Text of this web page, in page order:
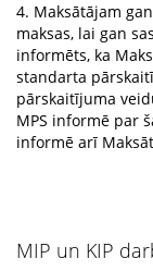
4. Maksātājam
maksas, lai gan
informēts, ka
standarta
pārskaitījuma
MPS informē par
informē arī
MIP un KIP